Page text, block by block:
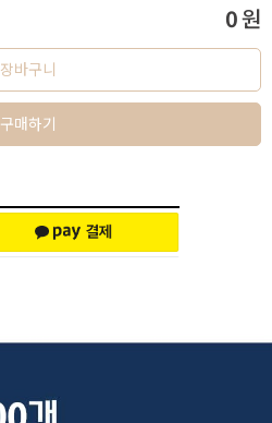
0원
장바구니
구매하기